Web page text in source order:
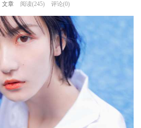
文章 阅读(245) 评论(0)